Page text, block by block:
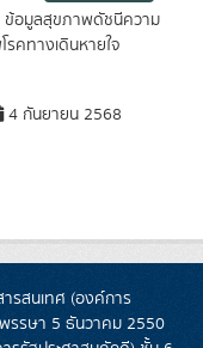
ข้อมูลสุขภาพดัชนีความ
คทางเดินหายใจ
4 กันยายน 2568
รสนเทศ (องค์การ
รรษา 5 ธันวาคม 2550